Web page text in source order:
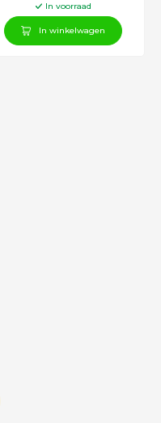
In voorraad
In winkelwagen